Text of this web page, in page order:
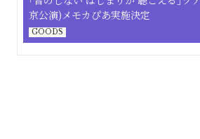
京公演)メモカぴあ実施決定
GOODS